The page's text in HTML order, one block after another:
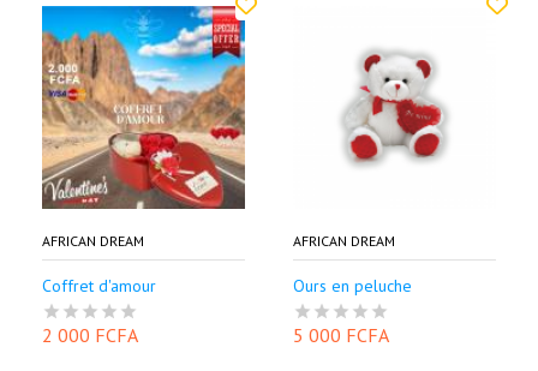
AFRICAN DREAM
Coffret d'amour
2 000 FCFA
AFRICAN DREAM
Ours en peluche
5 000 FCFA